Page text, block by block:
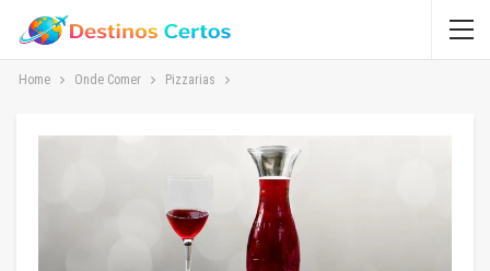
Home Onde Comer Pizzarias